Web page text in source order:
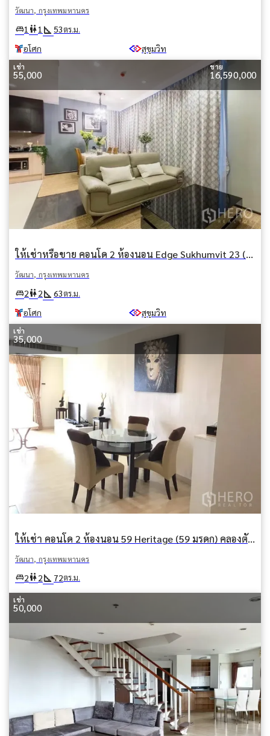
วัฒนา, กรุงเทพมหานคร
king_bed1 wc1 square_foot 53ตร.ม.
อโศก สุขุมวิท
เช่า
55,000
ขาย
16,590,000
ให้เช่าหรือขาย คอนโด 2 ห้องนอน Edge Sukhumvit 23 (เอดจ์ สุขุมวิท 23) คลองเตยเหนือ วัฒนา กรุงเทพมหานคร BTS อโศก
วัฒนา, กรุงเทพมหานคร
king_bed2wc2square_foot 63ตร.ม.
อโศก สุขุมวิท
เช่า
35,000
ให้เช่า คอนโด 2 ห้องนอน 59 Heritage (59 มรดก) คลองตันเหนือ วัฒนา กรุงเทพมหานคร
วัฒนา, กรุงเทพมหานคร
king_bed2wc2square_foot 72ตร.ม.
เช่า
50,000